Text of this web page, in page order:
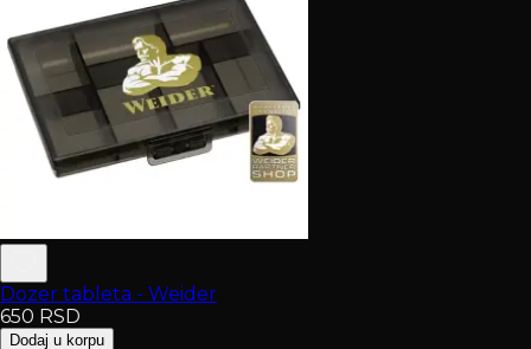
Dozer tableta - Weider
650 RSD
Dodaj u korpu